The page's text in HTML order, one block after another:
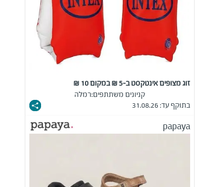
זוג מצופים אינטקסט ב-5 ₪ במקום 10 ₪
קניונים משתתפים:רמלה
בתוקף עד: 31.08.26
papaya